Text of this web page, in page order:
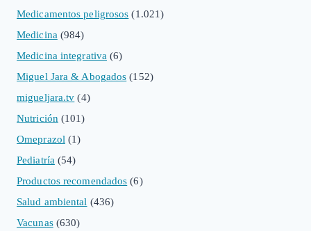
Medicamentos peligrosos (1.021)
Medicina (984)
Medicina integrativa (6)
Miguel Jara & Abogados (152)
migueljara.tv (4)
Nutrición (101)
Omeprazol (1)
Pediatría (54)
Productos recomendados (6)
Salud ambiental (436)
Vacunas(630)